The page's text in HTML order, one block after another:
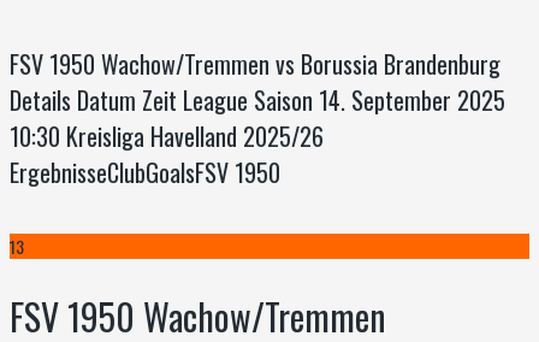
FSV 1950 Wachow/Tremmen vs Borussia Brandenburg
Details Datum Zeit League Saison 14. September 2025
10:30 Kreisliga Havelland 2025/26
ErgebnisseClubGoalsFSV 1950
13
FSV 1950 Wachow/Tremmen